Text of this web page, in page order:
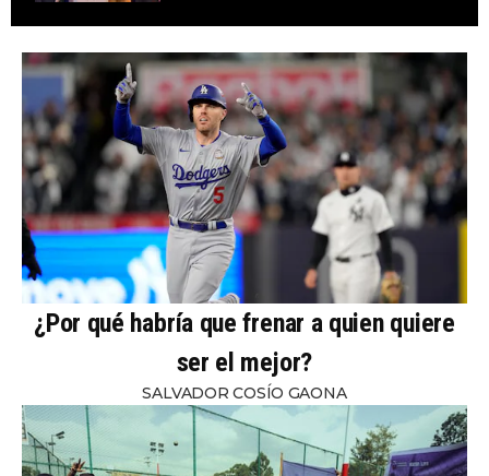
¿Por qué habría que frenar a quien quiere
ser el mejor?
SALVADOR COSÍO GAONA